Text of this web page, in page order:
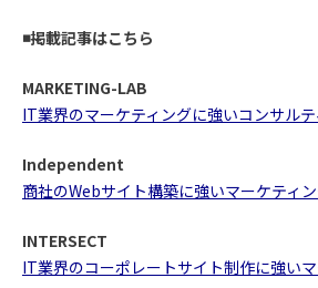
◾️掲載記事はこちら
MARKETING-LAB
IT業界のマーケティングに強いコンサル
Independent
商社のWebサイト構築に強いマーケティ
INTERSECT
IT業界のコーポレートサイト制作に強い